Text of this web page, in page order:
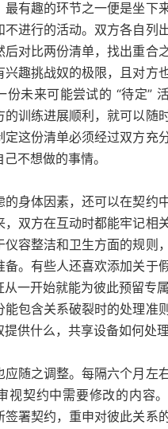
最有趣的环节之一便是坐下
进行的活动。双方各自列
后对比两份清单，找出重合
兴趣挑战奴的极限，且对方
份未来可能尝试的 “待定”
的训练进展顺利，就可以随
定这份清单必须经过双方充
不想做的事情。
的身体因素，还可以在契约
双方在互动时都能牢记相
仪容整洁和卫生方面的规则
备。有些人还喜欢添加关于
一开始就能为彼此预留专属
能包含关系破裂时的处理准
供什么，共享设备如何处理
应随之调整。每隔六个月左
视契约中需要修改的内容
签署契约，重申对彼此关系